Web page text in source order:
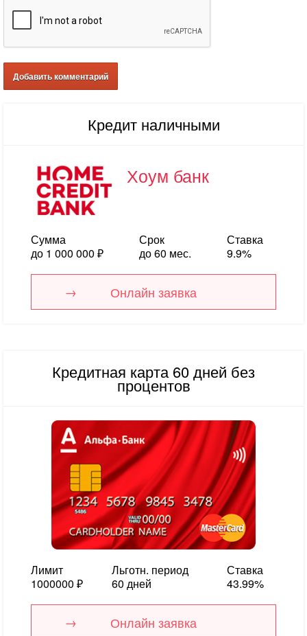
Кредит наличными
Хоум банк
Сумма
до 1 000 000 ₽
Срок
до 60 мес.
Ставка
9.9%
Онлайн заявка
Кредитная карта 60 дней без
процентов
Лимит
1000000 ₽
Льготн. период
60 дней
Ставка
43.99%
Онлайн заявка